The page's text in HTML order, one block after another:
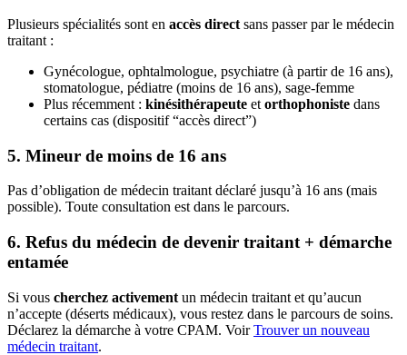
Plusieurs spécialités sont en accès direct sans passer par le médecin
traitant :
Gynécologue, ophtalmologue, psychiatre (à partir de 16 ans),
stomatologue, pédiatre (moins de 16 ans), sage-femme
Plus récemment : kinésithérapeute et orthophoniste dans
certains cas (dispositif “accès direct”)
5. Mineur de moins de 16 ans
Pas d’obligation de médecin traitant déclaré jusqu’à 16 ans (mais
possible). Toute consultation est dans le parcours.
6. Refus du médecin de devenir traitant + démarche
entamée
Si vous cherchez activement un médecin traitant et qu’aucun
n’accepte (déserts médicaux), vous restez dans le parcours de soins.
Déclarez la démarche à votre CPAM. VoirTrouver un nouveau
médecin traitant.